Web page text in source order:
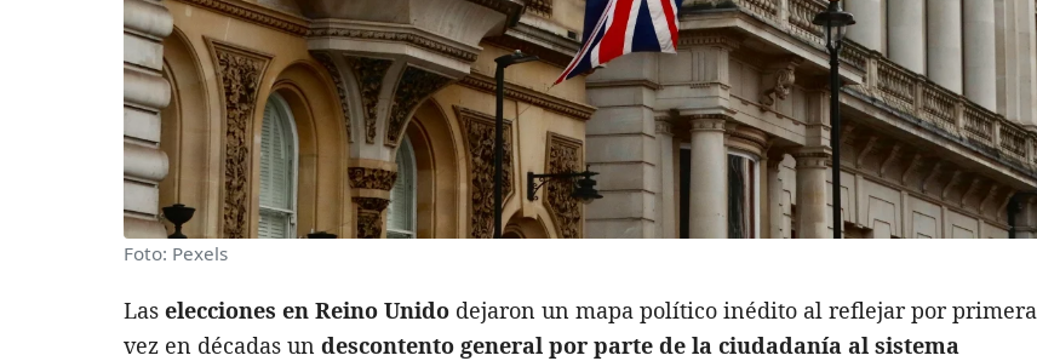
Foto: Pexels
Las elecciones en Reino Unido dejaron un mapa político inédito al reflejar por primera
vez en décadas un descontento general por parte de la ciudadanía al sistema